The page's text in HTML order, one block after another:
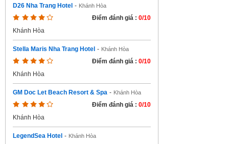
D26 Nha Trang Hotel - Khánh Hòa
Điểm đánh giá : 0/10
Khánh Hòa
Stella Maris Nha Trang Hotel - Khánh Hòa
Điểm đánh giá : 0/10
Khánh Hòa
GM Doc Let Beach Resort & Spa - Khánh Hòa
Điểm đánh giá : 0/10
Khánh Hòa
LegendSea Hotel - Khánh Hòa